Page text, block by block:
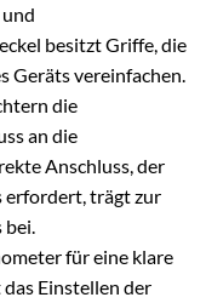
besitzt Griffe, die
Geräts vereinfachen.
die
an die
Anschluss, der
erfordert, trägt zur
für eine klare
Einstellen der